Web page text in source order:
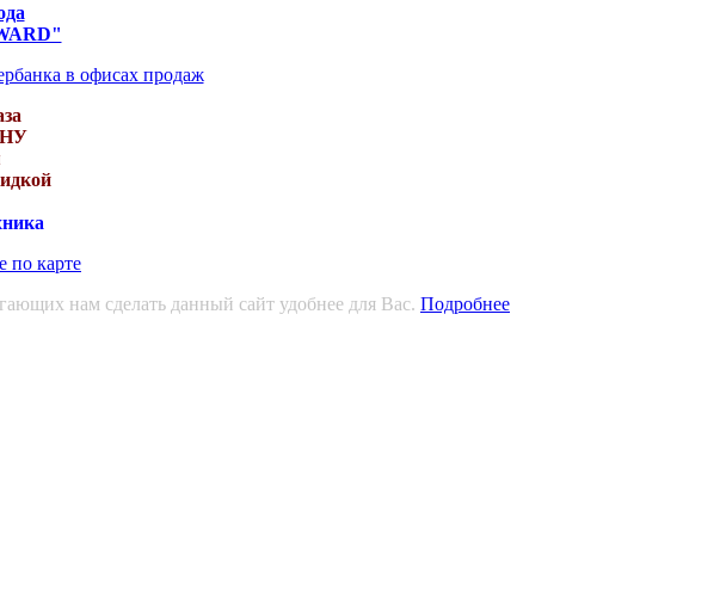
нам сделать данный сайт удобнее для Вас. Подробнее